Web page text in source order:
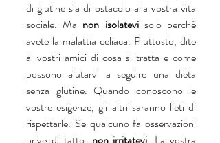
di glutine sia di ostacolo alla vostra vita
sociale. Ma non isolatevi solo perché
avete la malattia celiaca. Piuttosto, dite
ai vostri amici di cosa si tratta e come
possono aiutarvi a seguire una dieta
senza glutine. Quando conoscono le
vostre esigenze, gli altri saranno lieti di
rispettarle. Se qualcuno fa osservazioni
prive di tatto, non irritatevi. La vostra